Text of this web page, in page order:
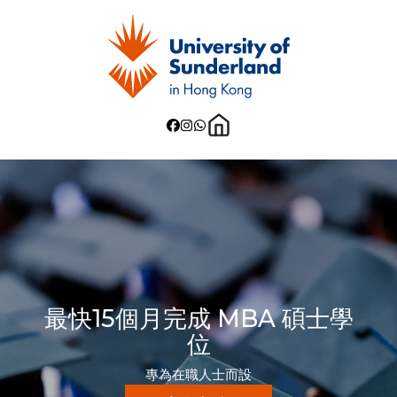
最快15個月完成 MBA 碩士學
位
專為在職人士而設